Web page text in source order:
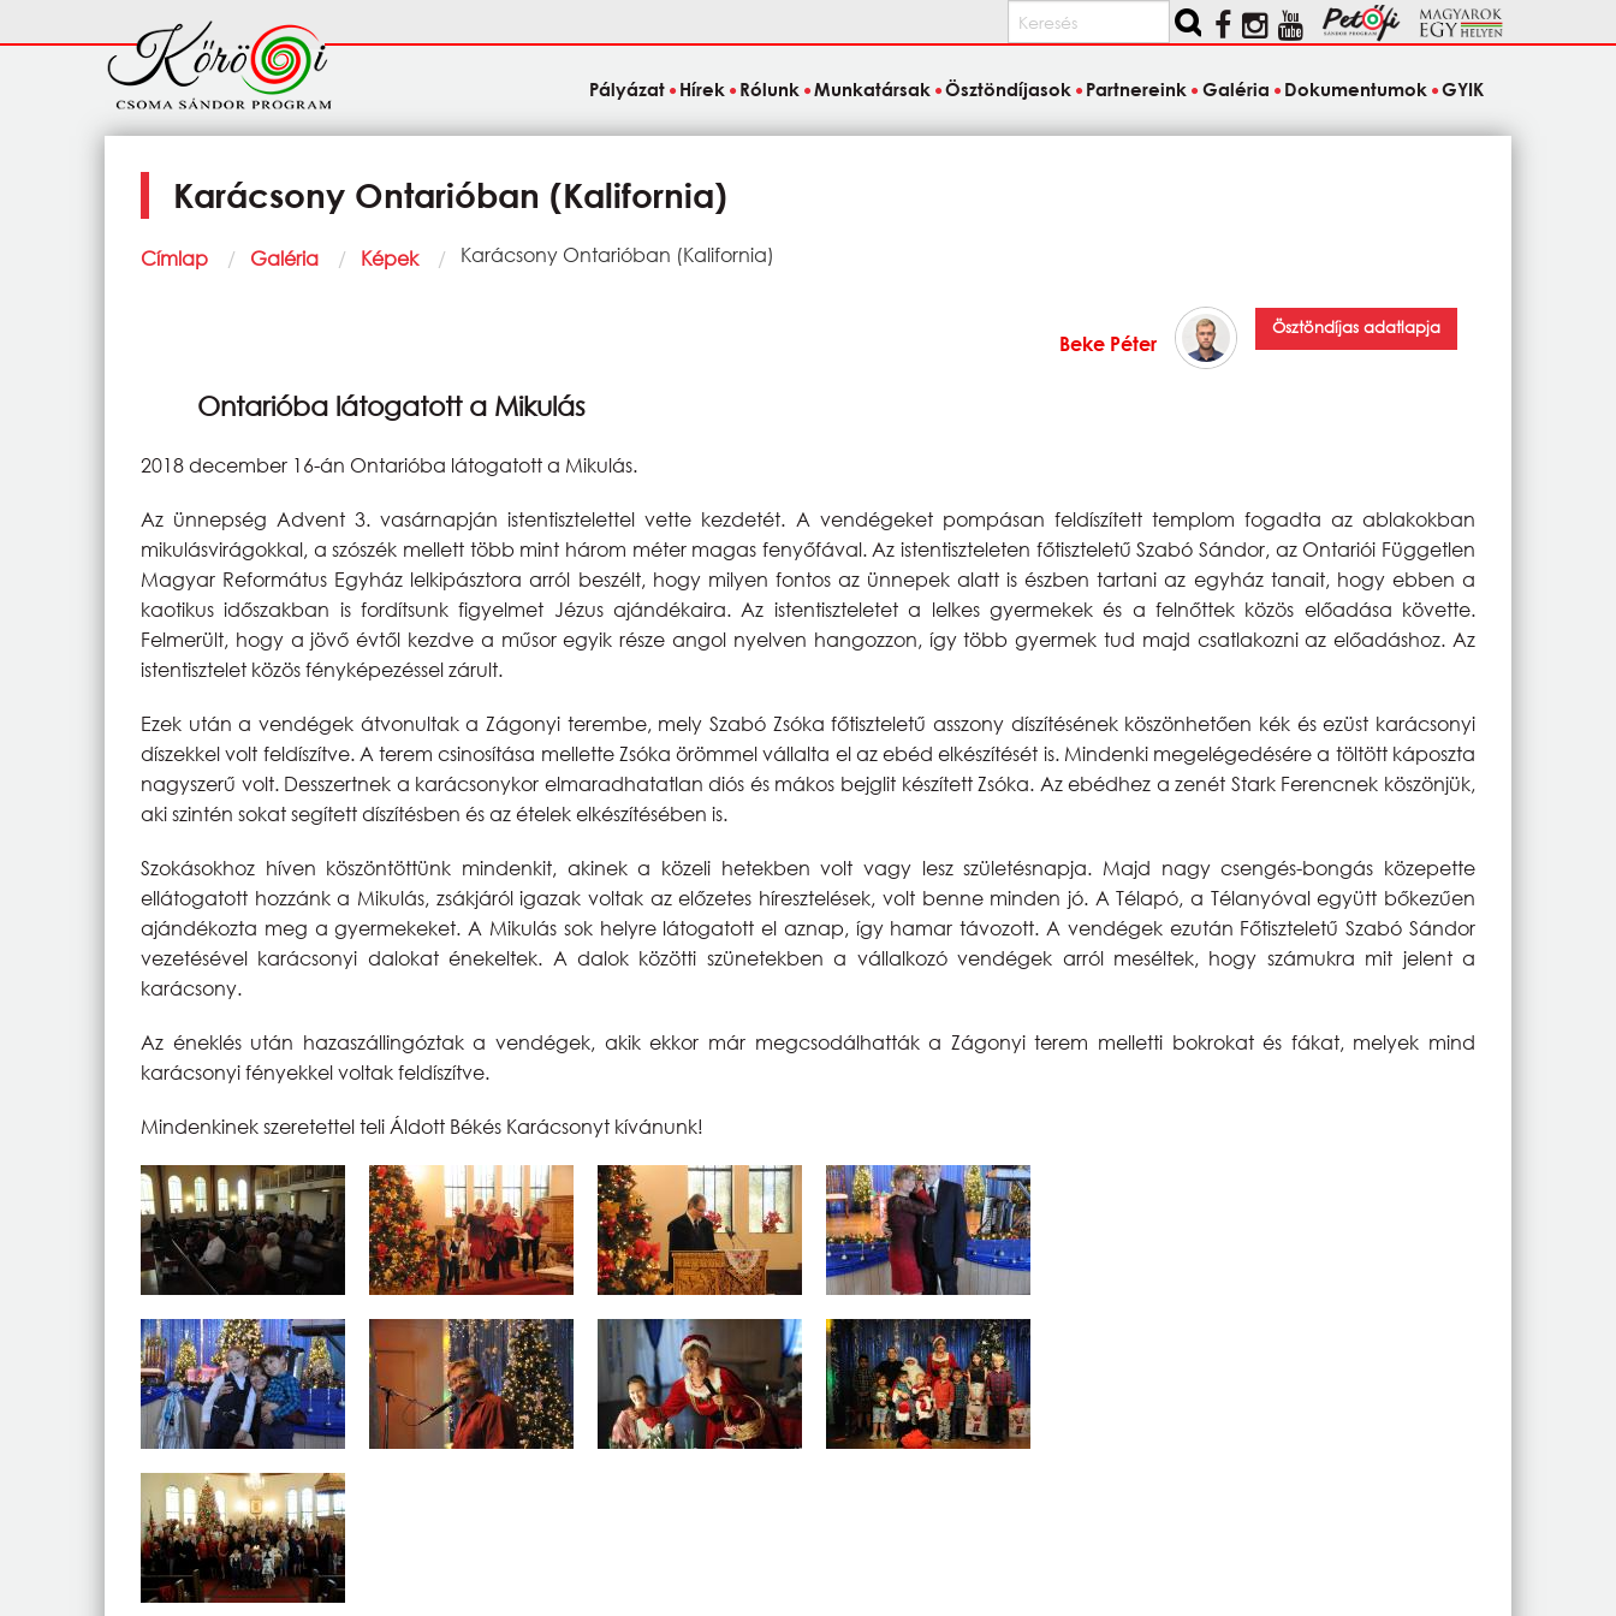
Keresés
Fő
navigáció
Pályázat Hírek Rólunk Munkatársak Ösztöndíjasok Partnereink Galéria Dokumentumok GYIK
Karácsony Ontarióban (Kalifornia)
Morzsa
Címlap Galéria Képek Current:
Karácsony Ontarióban (Kalifornia)
Beke Péter
Ösztöndíjas adatlapja
Ontarióba látogatott a Mikulás
2018 december 16-án Ontarióba látogatott a Mikulás.
Az ünnepség Advent 3. vasárnapján istentisztelettel vette kezdetét. A vendégeket pompásan feldíszített templom fogadta az ablakokban
mikulásvirágokkal, a szószék mellett több mint három méter magas fenyőfával. Az istentiszteleten főtiszteletű Szabó Sándor, az Ontariói Független
Magyar Református Egyház lelkipásztora arról beszélt, hogy milyen fontos az ünnepek alatt is észben tartani az egyház tanait, hogy ebben a
kaotikus időszakban is fordítsunk figyelmet Jézus ajándékaira. Az istentiszteletet a lelkes gyermekek és a felnőttek közös előadása követte.
Felmerült, hogy a jövő évtől kezdve a műsor egyik része angol nyelven hangozzon, így több gyermek tud majd csatlakozni az előadáshoz. Az
istentisztelet közös fényképezéssel zárult.
Ezek után a vendégek átvonultak a Zágonyi terembe, mely Szabó Zsóka főtiszteletű asszony díszítésének köszönhetően kék és ezüst karácsonyi
díszekkel volt feldíszítve. A terem csinosítása mellette Zsóka örömmel vállalta el az ebéd elkészítését is. Mindenki megelégedésére a töltött káposzta
nagyszerű volt. Desszertnek a karácsonykor elmaradhatatlan diós és mákos bejglit készített Zsóka. Az ebédhez a zenét Stark Ferencnek köszönjük,
aki szintén sokat segített díszítésben és az ételek elkészítésében is.
Szokásokhoz híven köszöntöttünk mindenkit, akinek a közeli hetekben volt vagy lesz születésnapja. Majd nagy csengés-bongás közepette
ellátogatott hozzánk a Mikulás, zsákjáról igazak voltak az előzetes híresztelések, volt benne minden jó. A Télapó, a Télanyóval együtt bőkezűen
ajándékozta meg a gyermekeket. A Mikulás sok helyre látogatott el aznap, így hamar távozott. A vendégek ezután Főtiszteletű Szabó Sándor
vezetésével karácsonyi dalokat énekeltek. A dalok közötti szünetekben a vállalkozó vendégek arról meséltek, hogy számukra mit jelent a
karácsony.
Az éneklés után hazaszállingóztak a vendégek, akik ekkor már megcsodálhatták a Zágonyi terem melletti bokrokat és fákat, melyek mind
karácsonyi fényekkel voltak feldíszítve.
Mindenkinek szeretettel teli Áldott Békés Karácsonyt kívánunk!